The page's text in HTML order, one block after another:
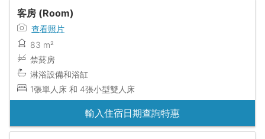
客房 (Room)
查看照片
83 m²
禁菸房
淋浴設備和浴缸
1張單人床 和 4張小型雙人床
輸入住宿日期查詢特惠